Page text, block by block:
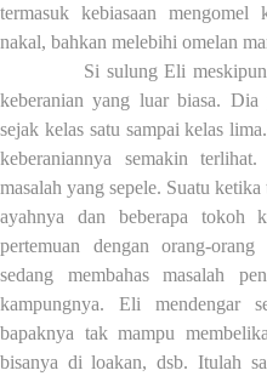
termasuk kebiasaan
nakal, bahkan melebihi omelan
Si sulung Eli
keberanian yang luar biasa.
sejak kelas satu sampai kelas
keberaniannya semakin
masalah yang sepele. Suatu
ayahnya dan beberapa tokoh
pertemuan dengan orang-
sedang membahasmasalah
kampungnya. Eli mendengar
bapaknya tak mampu
bisanya di loakan,dsb. Itulah